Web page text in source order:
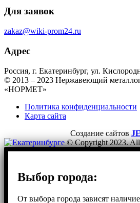
Для заявок
zakaz@wiki-prom24.ru
Адрес
Россия, г. Екатеринбург, ул.
© 2013 – 2023 Нержавеющий
«НОРМЕТ»
Политика конфиденциальности
Карта сайта
Создание сайтов
© Copyright 2023. All
Выбор города:
От выбора города зависят